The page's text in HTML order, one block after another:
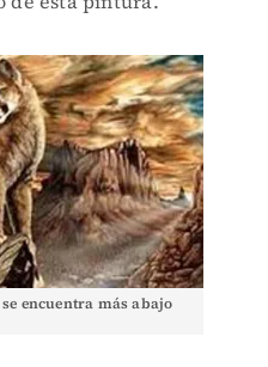
encuentra más abajo